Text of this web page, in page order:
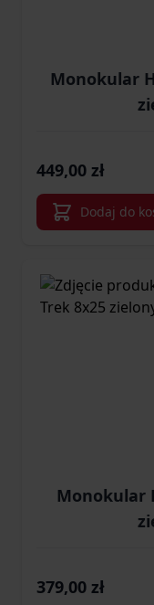
Monokular
449,00 zł
Dodaj do
Monokular
379,00 zł